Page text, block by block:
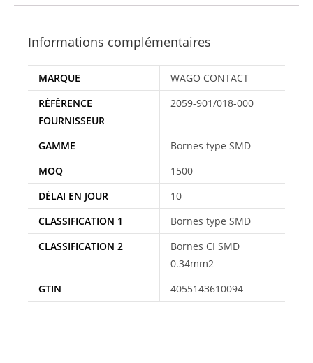
Informations complémentaires
MARQUE
WAGO CONTACT
RÉFÉRENCE
FOURNISSEUR
2059-901/018-000
GAMME
Bornes type SMD
MOQ
1500
DÉLAI EN JOUR
10
CLASSIFICATION 1
Bornes type SMD
CLASSIFICATION 2
Bornes CI SMD
0.34mm2
GTIN
4055143610094